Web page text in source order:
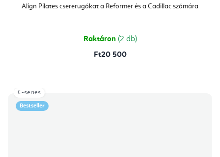
Align Pilates csererugókat a Reformer és a Cadillac számára
Raktáron (2 db)
Ft20 500
Bestseller
C-series